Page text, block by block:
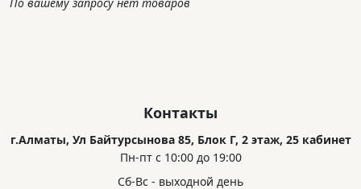
Контакты
г.Алматы, Ул Байтурсынова 85, Блок Г, 2 этаж, 25 кабинет
Пн-пт с 10:00 до 19:00
Сб-Вс - выходной день